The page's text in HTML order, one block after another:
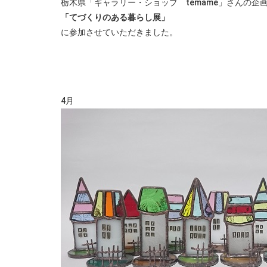
栃木県「ギャラリー・ショップ temame」さんの企
「てづくりのある暮らし展」
に参加させていただきました。
4月